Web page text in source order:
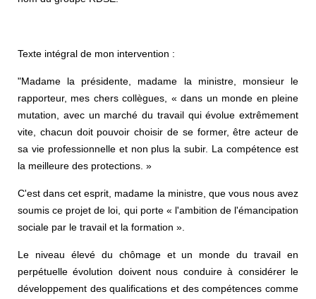
Texte intégral de mon intervention :
"Madame la présidente, madame la ministre, monsieur le
rapporteur, mes chers collègues, « dans un monde en pleine
mutation, avec un marché du travail qui évolue extrêmement
vite, chacun doit pouvoir choisir de se former, être acteur de
sa vie professionnelle et non plus la subir. La compétence est
la meilleure des protections. »
C'est dans cet esprit, madame la ministre, que vous nous avez
soumis ce projet de loi, qui porte « l'ambition de l'émancipation
sociale par le travail et la formation ».
Le niveau élevé du chômage et un monde du travail en
perpétuelle évolution doivent nous conduire à considérer le
développement des qualifications et des compétences comme